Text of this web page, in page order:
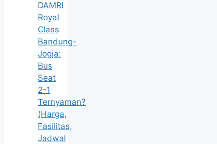
DAMRI
Royal
Class
Bandung-
Jogja:
Bus
Seat
2-1
Ternyaman?
(Harga,
Fasilitas,
Jadwal